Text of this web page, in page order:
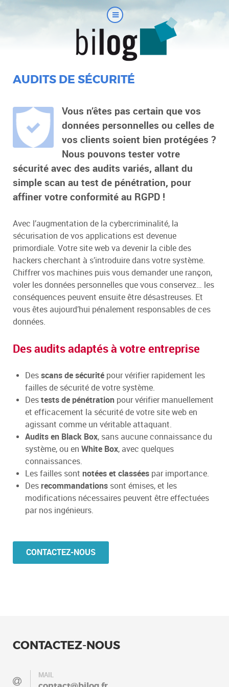
AUDITS DE SÉCURITÉ
Vous n’êtes pas certain que vos
données personnelles ou celles de
vos clients soient bien protégées ?
Nous pouvons tester votre
sécurité avec des audits variés, allant du
simple scan au test de pénétration, pour
affiner votre conformité au RGPD !
Avec l’augmentation de la cybercriminalité, la
sécurisation de vos applications est devenue
primordiale. Votre site web va devenir la cible des
hackers cherchant à s’introduire dans votre système.
Chiffrer vos machines puis vous demander une rançon,
voler les données personnelles que vous conservez… les
conséquences peuvent ensuite être désastreuses. Et
vous êtes aujourd’hui pénalement responsables de ces
données.
Des audits adaptés à votre entreprise
Des scans de sécurité pour vérifier rapidement les
failles de sécurité de votre système.
Des tests de pénétration pour vérifier manuellement
et efficacement la sécurité de votre site web en
agissant comme un véritable attaquant.
Audits en Black Box, sans aucune connaissance du
système, ou en White Box, avec quelques
connaissances.
Les failles sont notées et classées par importance.
Des recommandations sont émises, et les
modifications nécessaires peuvent être effectuées
par nos ingénieurs.
CONTACTEZ-NOUS
CONTACTEZ-NOUS
MAIL